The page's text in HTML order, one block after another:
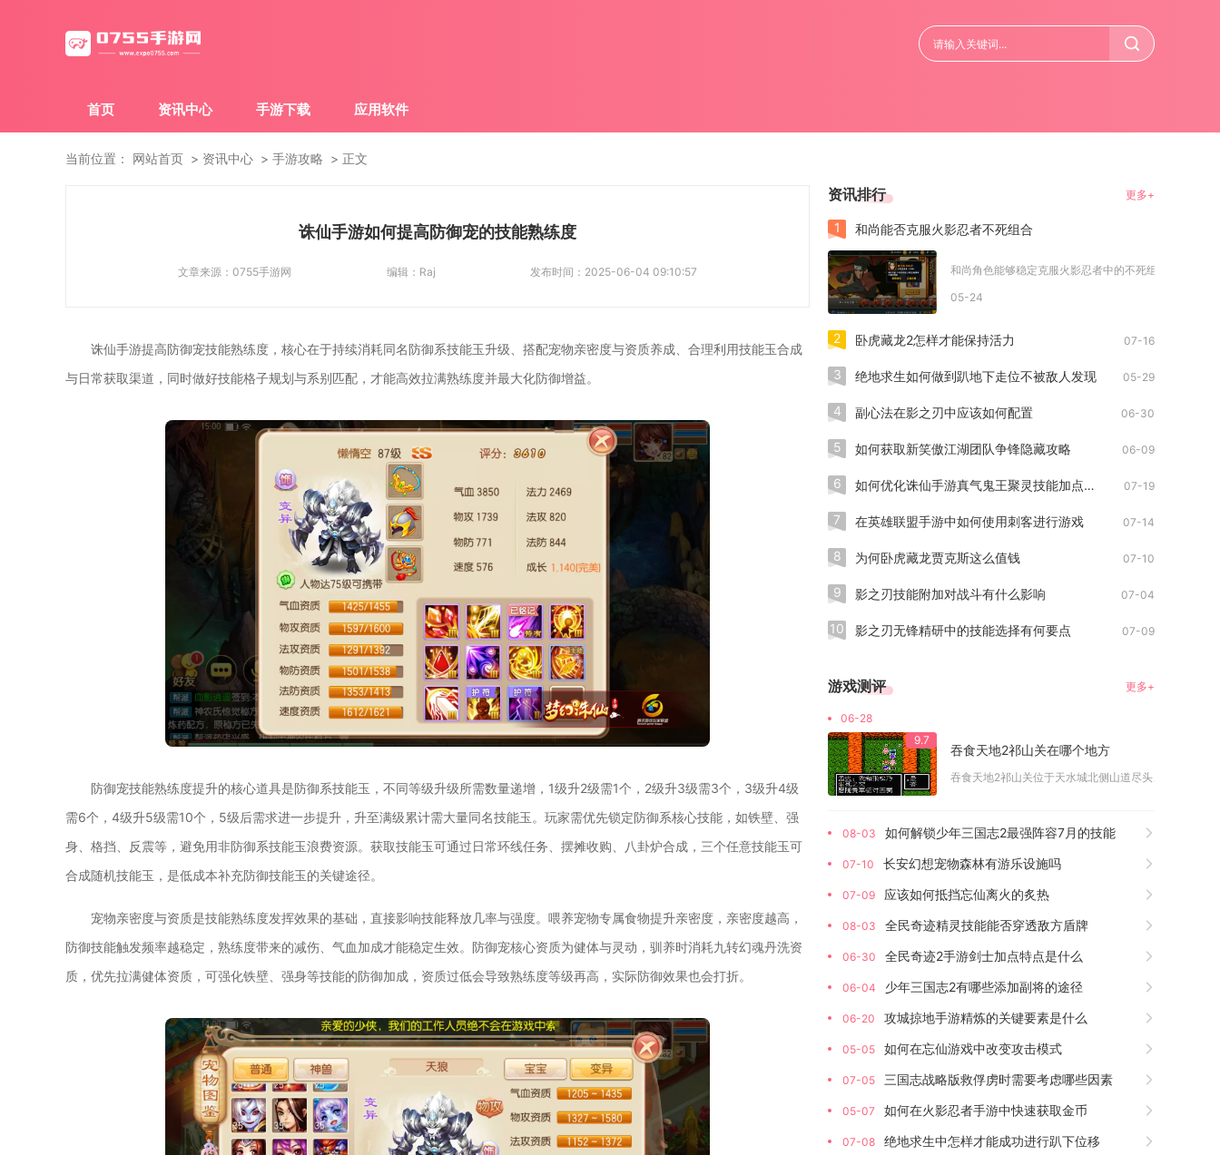
首页 资讯中心 手游下载 应用软件
当前位置： 网站首页 资讯中心 手游攻略 正文
诛仙手游如何提高防御宠的技能熟练度
文章来源： 0755手游网 编辑： Raj 发布时间： 2025-06-04 09:10:57
诛仙手游提高防御宠技能熟练度，核心在于持续消耗同名防御系技能玉升级、搭配宠物亲密度与资质养成、合理利用技能玉合成
与日常获取渠道，同时做好技能格子规划与系别匹配，才能高效拉满熟练度并最大化防御增益。
防御宠技能熟练度提升的核心道具是防御系技能玉，不同等级升级所需数量递增，1级升2级需1个，2级升3级需3个，3级升4级
需6个，4级升5级需10个，5级后需求进一步提升，升至满级累计需大量同名技能玉。玩家需优先锁定防御系核心技能，如铁壁、强
身、格挡、反震等，避免用非防御系技能玉浪费资源。获取技能玉可通过日常环线任务、摆摊收购、八卦炉合成，三个任意技能玉可
合成随机技能玉，是低成本补充防御技能玉的关键途径。
宠物亲密度与资质是技能熟练度发挥效果的基础，直接影响技能释放几率与强度。喂养宠物专属食物提升亲密度，亲密度越高，
防御技能触发频率越稳定，熟练度带来的减伤、气血加成才能稳定生效。防御宠核心资质为健体与灵动，驯养时消耗九转幻魂丹洗资
质，优先拉满健体资质，可强化铁壁、强身等技能的防御加成，资质过低会导致熟练度等级再高，实际防御效果也会打折。
资讯排行 更多+
1 和尚能否克服火影忍者不死组合
和尚角色能够稳定克服火影忍者中的不死组合，核心在
05-24
2 卧虎藏龙2怎样才能保持活力 07-16
3 绝地求生如何做到趴地下走位不被敌人发现 05-29
4 副心法在影之刃中应该如何配置 06-30
5 如何获取新笑傲江湖团队争锋隐藏攻略 06-09
6 如何优化诛仙手游真气鬼王聚灵技能加点方案 07-19
7 在英雄联盟手游中如何使用刺客进行游戏 07-14
8 为何卧虎藏龙贾克斯这么值钱 07-10
9 影之刃技能附加对战斗有什么影响 07-04
10 影之刃无锋精研中的技能选择有何要点 07-09
游戏测评 更多+
06-28
9.7
吞食天地2祁山关在哪个地方
吞食天地2祁山关位于天水城北侧山道尽头、鲁城以北
08-03 如何解锁少年三国志2最强阵容7月的技能
07-10 长安幻想宠物森林有游乐设施吗
07-09 应该如何抵挡忘仙离火的炙热
08-03 全民奇迹精灵技能能否穿透敌方盾牌
06-30 全民奇迹2手游剑士加点特点是什么
06-04 少年三国志2有哪些添加副将的途径
06-20 攻城掠地手游精炼的关键要素是什么
05-05 如何在忘仙游戏中改变攻击模式
07-05 三国志战略版救俘虏时需要考虑哪些因素
05-07 如何在火影忍者手游中快速获取金币
07-08 绝地求生中怎样才能成功进行趴下位移